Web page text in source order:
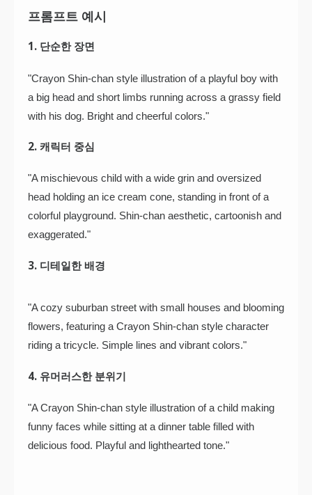
프롬프트 예시
1. 단순한 장면
"Crayon Shin-chan style illustration of a playful boy with
a big head and short limbs running across a grassy field
with his dog. Bright and cheerful colors."
2. 캐릭터 중심
"A mischievous child with a wide grin and oversized
head holding an ice cream cone, standing in front of a
colorful playground. Shin-chan aesthetic, cartoonish and
exaggerated."
3. 디테일한 배경
"A cozy suburban street with small houses and blooming
flowers, featuring a Crayon Shin-chan style character
riding a tricycle. Simple lines and vibrant colors."
4. 유머러스한 분위기
"A Crayon Shin-chan style illustration of a child making
funny faces while sitting at a dinner table filled with
delicious food. Playful and lighthearted tone."